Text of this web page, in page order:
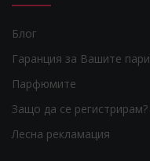
Блог
Гаранция за Вашите пари
Парфюмите
Защо да се регистрирам?
Лесна рекламация